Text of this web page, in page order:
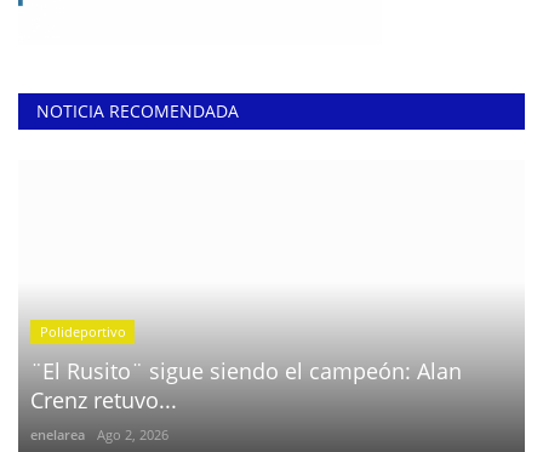
NOTICIA RECOMENDADA
Polideportivo
¨El Rusito¨ sigue siendo el campeón: Alan
Crenz retuvo...
enelarea Ago 2, 2026